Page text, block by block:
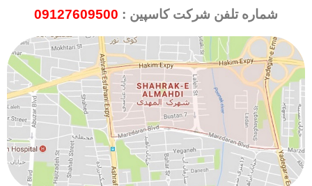
شماره تلفن شرکت کاسپین :